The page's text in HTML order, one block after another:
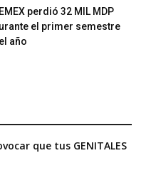
perdió 32 MIL MDP
el primer semestre
año
que tus GENITALES